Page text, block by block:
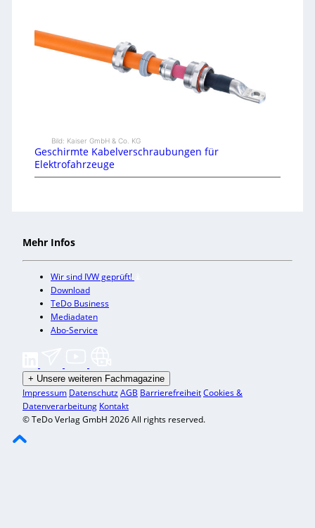
Bild: Kaiser GmbH & Co. KG
Geschirmte Kabelverschraubungen für
Elektrofahrzeuge
Mehr Infos
Wir sind IVW geprüft!
Download
TeDo Business
Mediadaten
Abo-Service
+ Unsere weiteren Fachmagazine
Impressum DatenschutzAGB BarrierefreiheitCookies &
Datenverarbeitung Kontakt
© TeDo Verlag GmbH 2026 All rights reserved.